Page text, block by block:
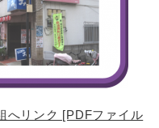
へリンク [PDFファイル